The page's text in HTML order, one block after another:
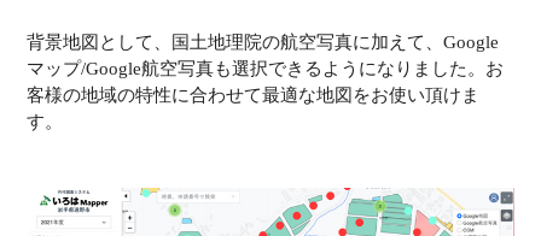
背景地図として、国土地理院の航空写真に加えて、Google
マップ/Google航空写真も選択できるようになりました。お
客様の地域の特性に合わせて最適な地図をお使い頂けま
す。